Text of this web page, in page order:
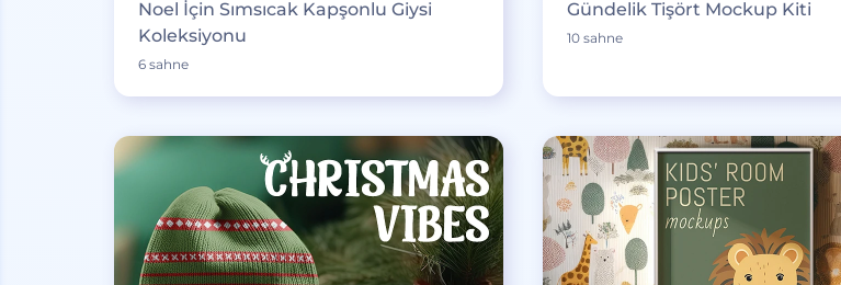
Noel İçin Sımsıcak Kapşonlu Giysi
Koleksiyonu
6 sahne
Gündelik Tişört Mockup Kiti
10 sahne